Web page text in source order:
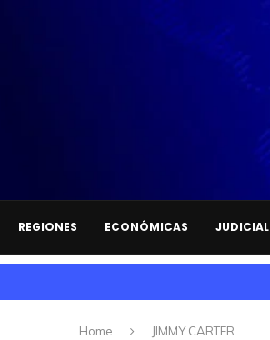
REGIONES ECONÓMICAS JUDICIAL
Home JIMMY CARTER